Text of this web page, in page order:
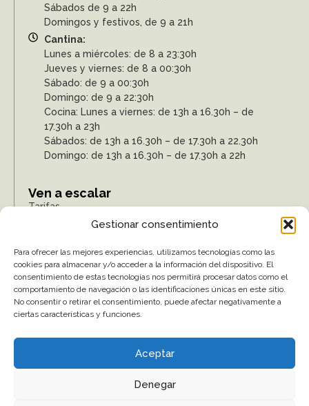
Gestionar consentimiento
Para ofrecer las mejores experiencias, utilizamos tecnologías como las
cookies para almacenar y/o acceder a la información del dispositivo. El
consentimiento de estas tecnologías nos permitirá procesar datos como el
comportamiento de navegación o las identificaciones únicas en este sitio.
No consentir o retirar el consentimiento, puede afectar negativamente a
ciertas características y funciones.
Aceptar
Denegar
Sábados de 9 a 22h
Domingos y festivos, de 9 a 21h
Cantina:
Lunes a miércoles: de 8 a 23:30h
Jueves y viernes: de 8 a 00:30h
Sábado: de 9 a 00:30h
Domingo: de 9 a 22:30h
Cocina: Lunes a viernes: de 13h a 16.30h – de
17.30h a 23h
Sábados: de 13h a 16.30h – de 17.30h a 22.30h
Domingo: de 13h a 16.30h – de 17.30h a 22h
Ven a escalar
Tarifas
Sputnik Salud
Empresas
Trabaja con nosotros
Apariciones en medios
Síguenos